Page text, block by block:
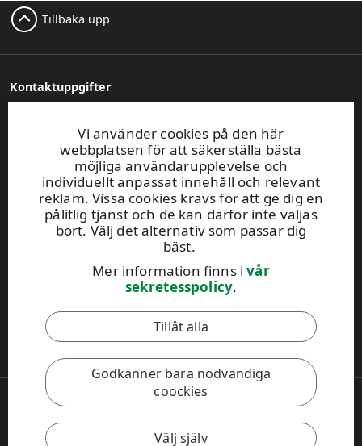
Vi använder cookies på den här
webbplatsen för att säkerställa bästa
möjliga användarupplevelse och
individuellt anpassat innehåll och relevant
reklam. Vissa cookies krävs för att ge dig en
pålitlig tjänst och de kan därför inte väljas
bort. Välj det alternativ som passar dig
bäst.
Mer information finns ivår
sekretesspolicy.
Tillåt alla
Godkänner bara nödvändiga
coockies
Välj själv
Tillbaka upp
Kontaktuppgifter
UPM Jakobstad
Larsmovägen 149
68600 Jakobstad
info.pietarsaari@upm.com
Ta kontakt!
Copyright © 2026 UPM
UPM Global
Legal Notice